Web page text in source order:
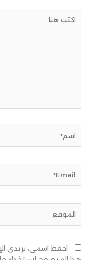
هنا...
احفظ اسمي، بريدي